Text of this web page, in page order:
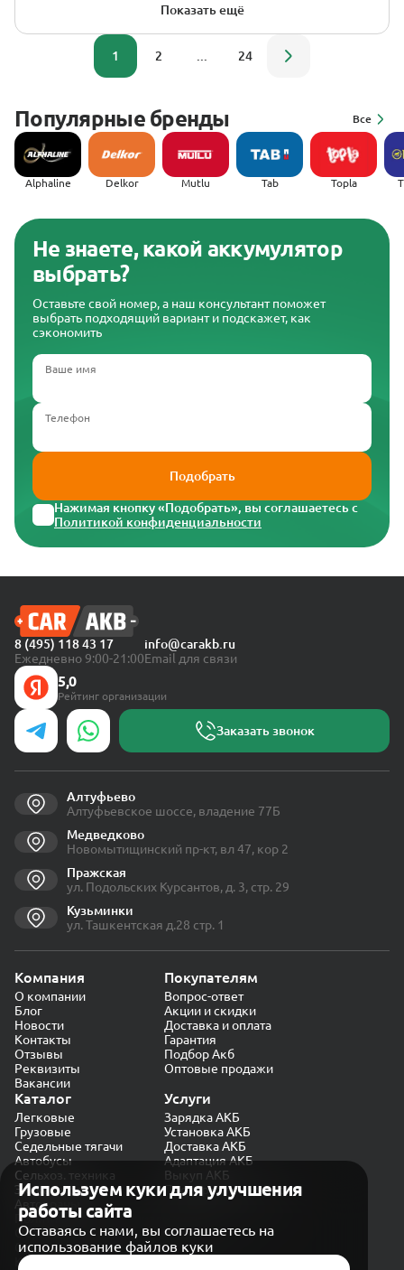
Показать ещё
1 2 24
Популярные бренды Все
Alphaline Delkor Mutlu Tab Topla
Не знаете, какой аккумулятор
выбрать?
Оставьте свой номер, а наш консультант поможет
выбрать подходящий вариант и подскажет, как
сэкономить
Ваше имя
Телефон
Подобрать
Нажимая кнопку «Подобрать», вы соглашаетесь с
Политикой конфиденциальности
Используем куки для улучшения
работы сайта
Оставаясь с нами, вы соглашаетесь на
использование файлов куки
8 (495) 118 43 17
Ежедневно 9:00-21:00
info@carakb.ru
Email для связи
5,0
Рейтинг организации
Заказать звонок
Алтуфьево
Алтуфьевское шоссе, владение 77Б
Медведково
Новомытищинский пр-кт, вл 47, кор 2
Пражская
ул. Подольских Курсантов, д. 3, стр. 29
Кузьминки
ул. Ташкентская д.28 стр. 1
Компания
О компании
Блог
Новости
Контакты
Отзывы
Реквизиты
Вакансии
Покупателям
Вопрос-ответ
Акции и скидки
Доставка и оплата
Гарантия
Подбор Акб
Оптовые продажи
Каталог
Легковые
Грузовые
Седельные тягачи
Автобусы
Сельхоз. техника
Экскаваторы
Автокраны
Услуги
Зарядка АКБ
Установка АКБ
Доставка АКБ
Адаптация АКБ
Выкуп АКБ
Проверка генератора
Политика конфиденциальности
Обработка персональных данных
Согласие на обработку в «Яндекс.Метрика»
Карта сайта